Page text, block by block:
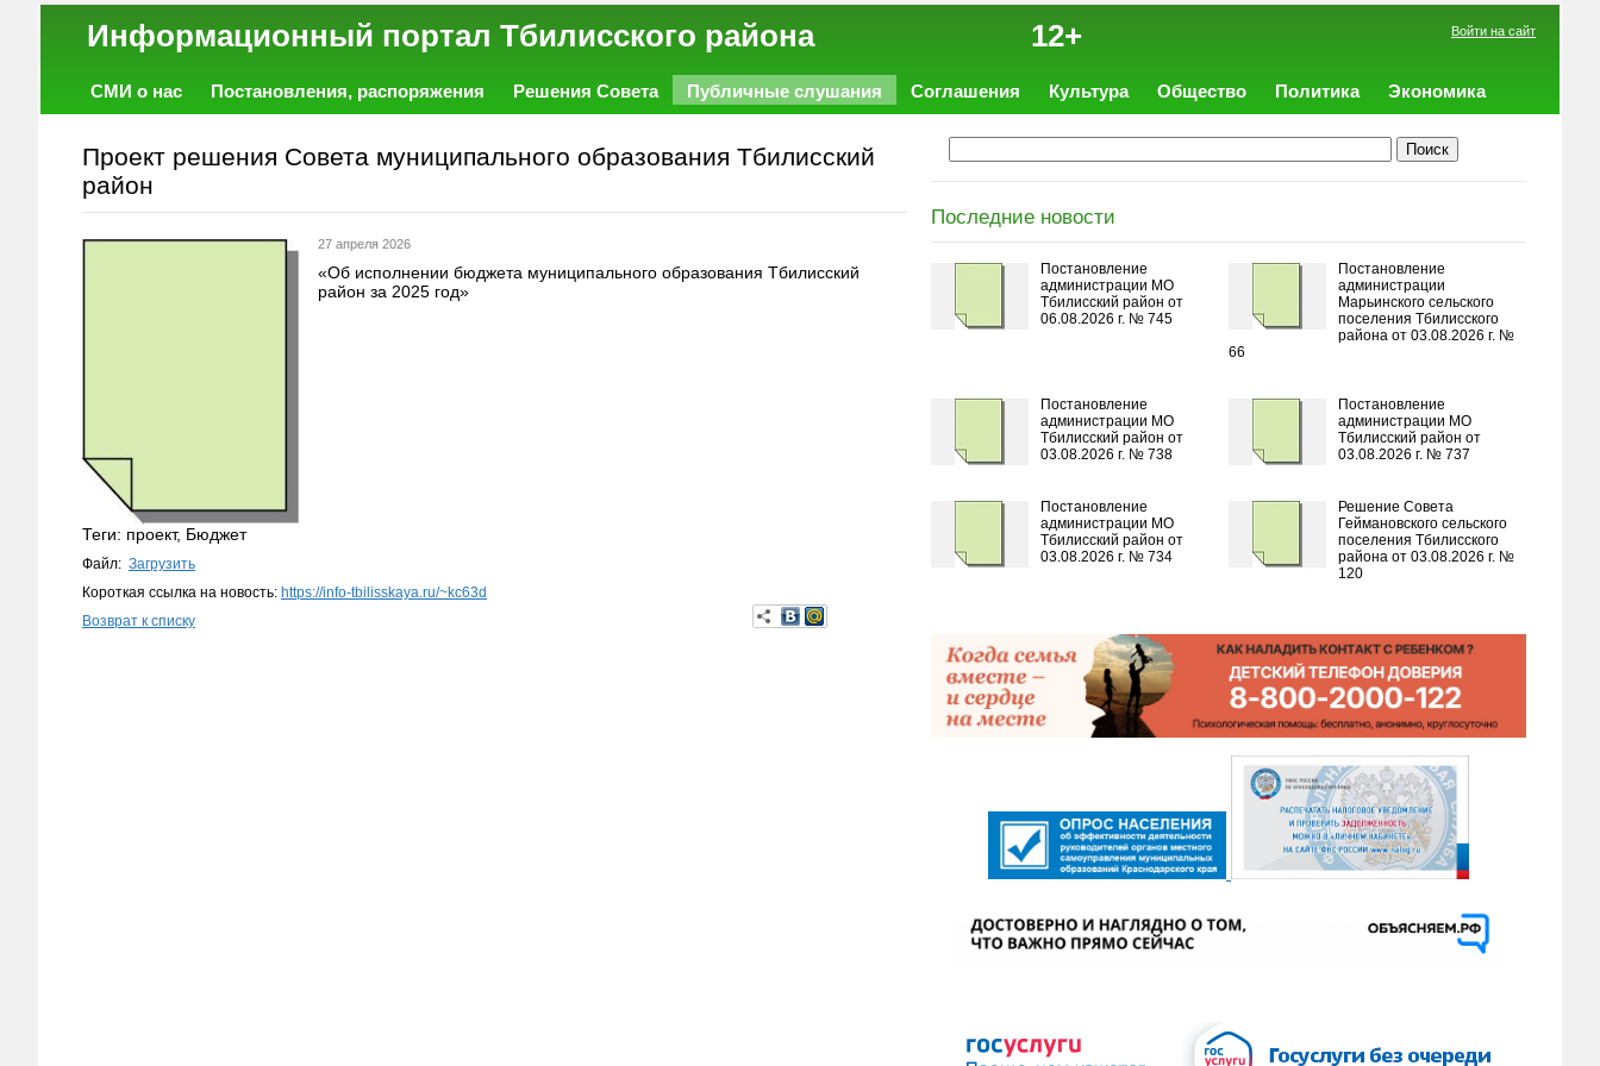
Информационный портал Тбилисского района 12+ Войти на сайт
СМИ о нас Постановления, распоряжения Решения Совета Публичные слушания Соглашения Культура Общество Политика
Экономика
Проект решения Совета муниципального образования Тбилисский
район
27 апреля 2026
«Об исполнении бюджета муниципального образования Тбилисский
район за 2025 год»
Теги: проект, Бюджет
Файл: Загрузить
Короткая ссылка на новость: https://info-tbilisskaya.ru/~kc63d
Возврат к списку
Последние новости
Постановление
администрации МО
Тбилисский район от
06.08.2026 г. № 745
Постановление
администрации
Марьинского сельского
поселения Тбилисского
района от 03.08.2026 г. №
66
Постановление
администрации МО
Тбилисский район от
03.08.2026 г. № 738
Постановление
администрации МО
Тбилисский район от
03.08.2026 г. № 737
Постановление
администрации МО
Тбилисский район от
03.08.2026 г. № 734
Решение Совета
Геймановского сельского
поселения Тбилисского
района от 03.08.2026 г. №
120